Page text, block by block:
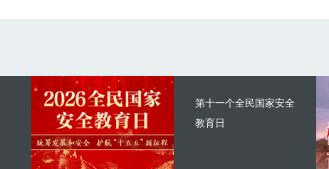
第十一个全民国家安全
教育日